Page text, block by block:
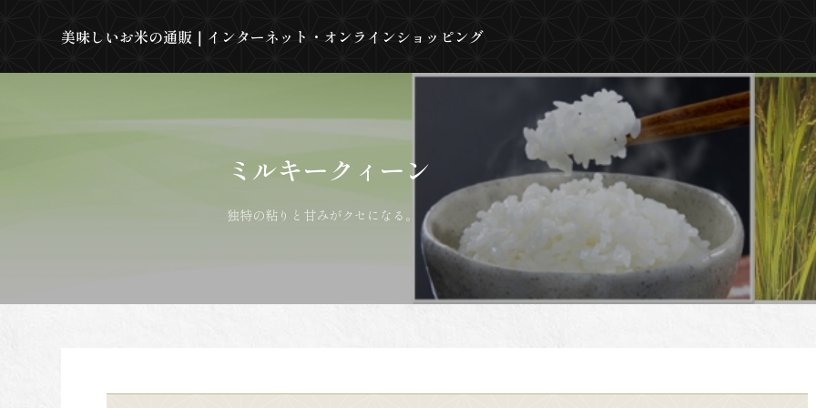
美味しいお米の通販｜インターネット・オンラインショッピング
ミルキークィーン
独特の粘りと甘みがクセになる。